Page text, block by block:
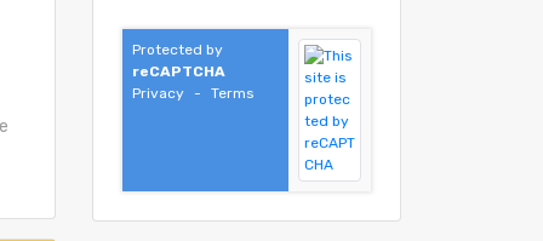
Protected by
reCAPTCHA
Privacy
- Terms